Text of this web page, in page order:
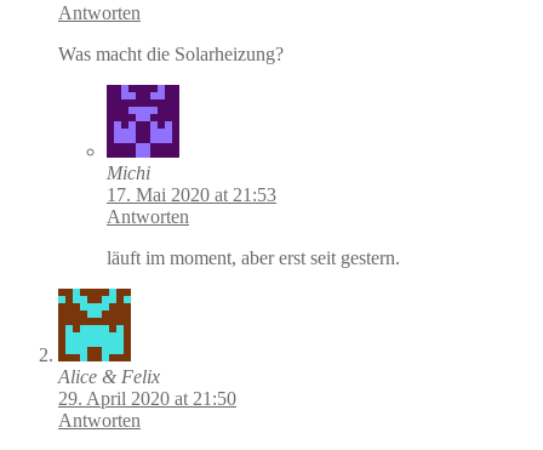
Antworten
Was macht die Solarheizung?
Michi
17. Mai 2020 at 21:53
Antworten
läuft im moment, aber erst seit gestern.
Alice & Felix
29. April 2020 at 21:50
Antworten